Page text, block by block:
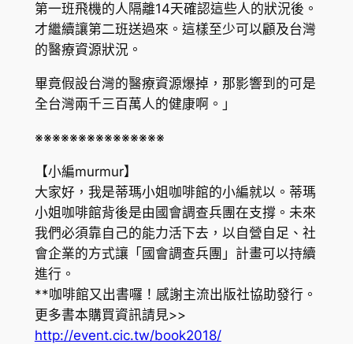
第一班飛機的人隔離14天確認這些人的狀況後。
才繼續讓第二班送過來。這樣至少可以顧及台灣
的醫療資源狀況。
畢竟假設台灣的醫療資源爆掉，那影響到的可是
全台灣兩千三百萬人的健康啊。」
※※※※※※※※※※※※※※※
【小編murmur】
大家好，我是蒂瑪小姐咖啡館的小編就以。蒂瑪
小姐咖啡館背後是由國會調查兵團在支撐。未來
我們必須靠自己的能力活下去，以自營自足、社
會企業的方式讓「國會調查兵團」計畫可以持續
進行。
**咖啡館又出書囉！感謝主流出版社協助發行。
更多書本購買資訊請見>>
http://event.cic.tw/book2018/